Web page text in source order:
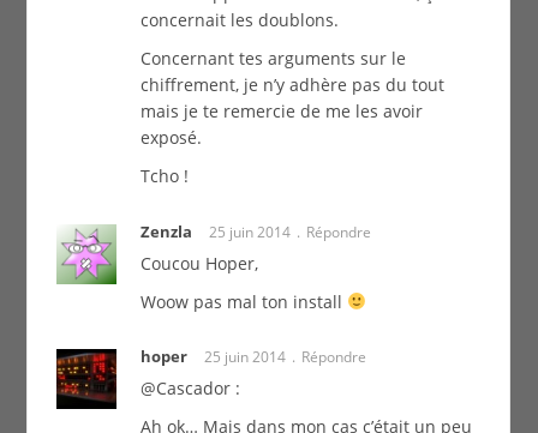
concernait les doublons.
Concernant tes arguments sur le
chiffrement, je n’y adhère pas du tout
mais je te remercie de me les avoir
exposé.
Tcho !
Zenzla 25 juin 2014 Répondre
Coucou Hoper,
Woow pas mal ton install
hoper 25 juin 2014 Répondre
@Cascador :
Ah ok… Mais dans mon cas c’était un peu